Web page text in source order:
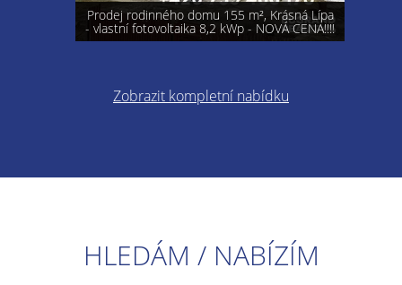
Prodej rodinného domu 155 m², Krásná Lípa
- vlastní fotovoltaika 8,2 kWp - NOVÁ CENA!!!!
Zobrazit kompletní nabídku
HLEDÁM / NABÍZÍM